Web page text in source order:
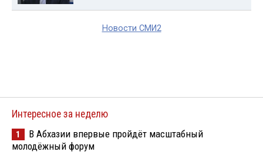
Новости СМИ2
Интересное за неделю
1
В Абхазии впервые пройдёт масштабный
молодёжный форум